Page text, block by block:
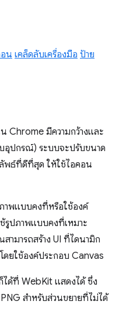
น เคล็ดลับเครื่องมือ ป้าย
น Chrome มีความกว้างและ
อุปกรณ์) ระบบจะปรับขนาด
พธ์ที่ดีที่สุด ให้ใช้ไอคอน
าพแบบคงที่หรือใช้องค์
ช้รูปภาพแบบคงที่เหมาะ
ามารถสร้าง UI ที่ไดนามิก
ดยใช้องค์ประกอบ Canvas
ด้ที่ WebKit แสดงได้ ซึ่ง
สำหรับส่วนขยายที่ไม่ได้